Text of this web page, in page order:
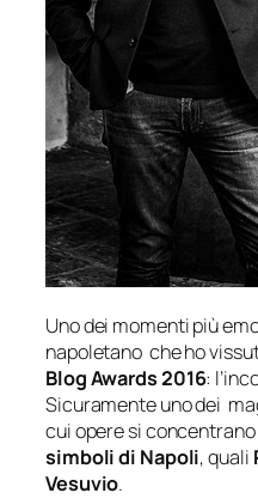
Uno dei momenti più
napoletano che ho
Blog Awards 2016:
Sicuramente uno dei
cui opere si
simboli di Napoli, quali
Vesuvio.